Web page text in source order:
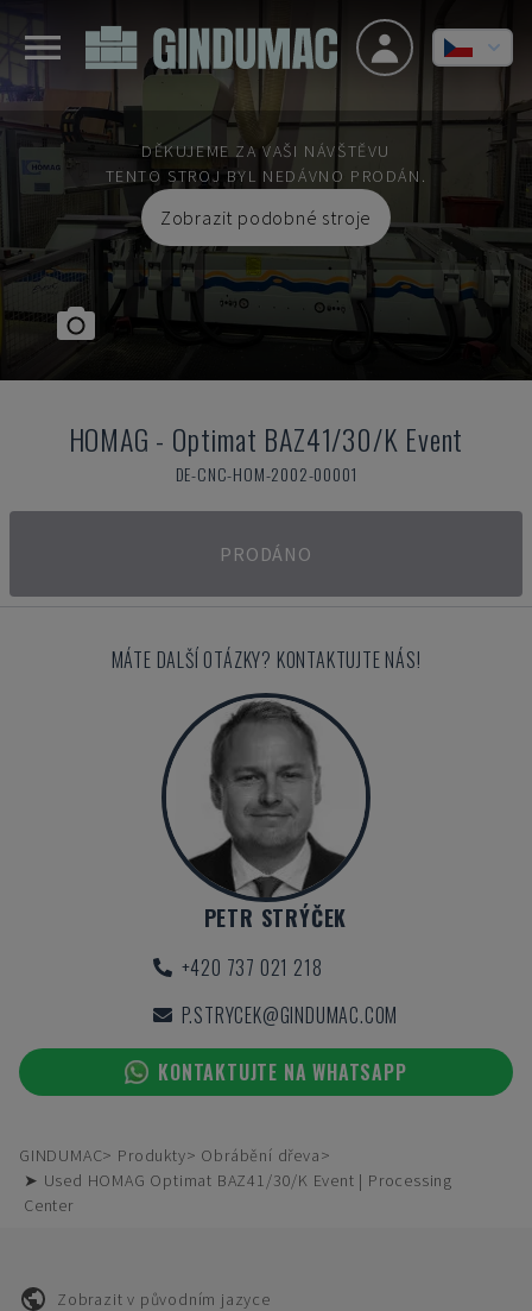
DĚKUJEME ZA VAŠI NÁVŠTĚVU
TENTO STROJ BYL NEDÁVNO PRODÁN.
Zobrazit podobné stroje
HOMAG - Optimat BAZ41/30/K Event
DE-CNC-HOM-2002-00001
PRODÁNO
MÁTE DALŠÍ OTÁZKY? KONTAKTUJTE NÁS!
PETR STRÝČEK
+420 737 021 218
P.STRYCEK@GINDUMAC.COM
KONTAKTUJTE NA WHATSAPP
GINDUMAC Produkty
Obrábění dřeva
➤ Used HOMAG Optimat BAZ41/30/K Event | Processing
Center
Zobrazit v původním jazyce